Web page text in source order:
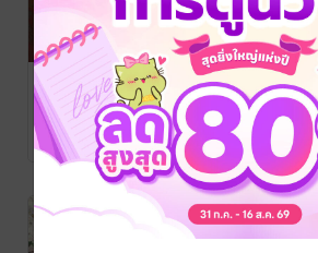
ตามแต่ท่านเถิด
ฉินเหนี่ยว/ ปีก
อนธการ
นิยายรักจีนโบราณ
4 Rating
ข้าคือน้องสาว
ของนางร้ายผู้
แสนงดงาม เล่ม
2(จบ)
ฉินเหนี่ยว
/ ปีก
อนธการ
นิยายรักจีนโบราณ
7 Rating